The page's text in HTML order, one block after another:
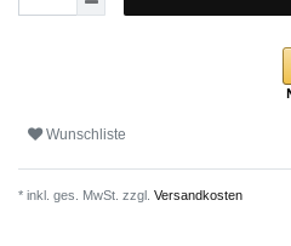
Wunschliste
* inkl. ges. MwSt. zzgl. Versandkosten